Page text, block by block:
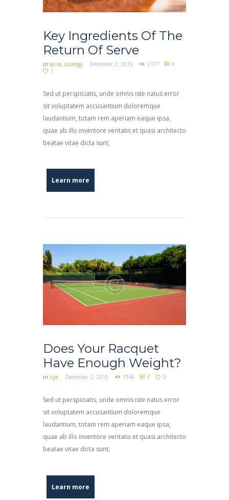
Key Ingredients Of The
Return Of Serve
in serve, strategy December 2, 2015 2177
0
1
Sed ut perspiciatis, unde omnis iste natus error
sit voluptatem accusantium doloremque
laudantium, totam rem aperiam eaque ipsa,
quae ab illo inventore veritatis et quasi architecto
beatae vitae dicta sunt,
Learn more
Does Your Racquet
Have Enough Weight?
in tips December 2, 2015 1946 0 0
Sed ut perspiciatis, unde omnis iste natus error
sit voluptatem accusantium doloremque
laudantium, totam rem aperiam eaque ipsa,
quae ab illo inventore veritatis et quasi architecto
beatae vitae dicta sunt,
Learn more